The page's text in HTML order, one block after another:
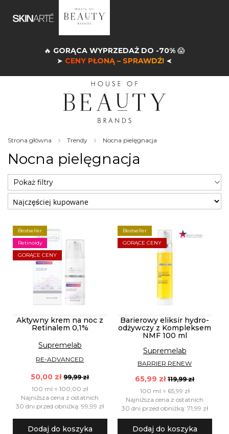
🔥 GORĄCA WYPRZEDAŻ DO -70% 😱
➤ CENY PŁONĄ – SPRAWDŹ! ➤
Strona główna Trendy Nocna pielęgnacja
Nocna pielęgnacja
Bestseller
Retinoidy
GORĄCE CENY
Aktywny krem na noc z
Retinalem 0,1%
Supremelab
RE-ADVANCED
50,00 zł 99,99 zł
100 ml = 100,00 zł
Najniższa cena z ostatnich
30 dni przed obniżką: 99,99 zł
Dodaj do koszyka
Bestseller
GORĄCE CENY
Barierowy eliksir hydro-
odżywczy z Kompleksem
NMF 100 ml
Supremelab
BARRIER RENEW
65,99 zł 119,99 zł
100 ml = 65,99 zł
Najniższa cena z ostatnich
30 dni przed obniżką: 71,99 zł
Dodaj do koszyka
Pokaż filtry